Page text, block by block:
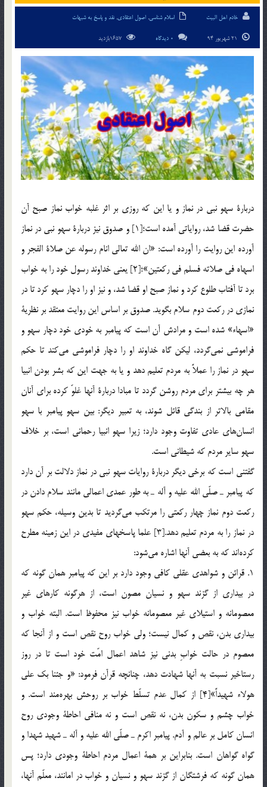
خادم اهل البیت اسلام شناسی, اصول اعتقادی, نقد و پاسخ به شبهات
0 دیدگاه
دربارة سهو نبي در نماز و يا اين كه روزي بر اثر غلبه خواب نماز صبح آن
حضرت قضا شد، رواياتي آمده است؛[1] و صدوق نيز دربارة سهو نبي در نماز
آورده اين روايت را آورده است: «ان الله تعالي انام رسوله عن صلاة الفجر و
اسهاه في صلاته فسلم في ركعتين»؛[2] يعني خداوند رسول خود را به خواب
برد تا آفتاب طلوع كرد و نماز صبح او قضا شد، و نيز او را دچار سهو كرد تا در
نمازي در ركعت دوم سلام بگويد. صدوق بر اساس اين روايت معتقد بر نظرية
«اسهاء» شده است و مرادش آن است كه پيامبر به خودي خود دچار سهو و
فراموشي نمي‌گردد، ليكن گاه خداوند او را دچار فراموشي مي‌كند تا حكم
سهو در نماز را عملاً به مردم تعليم دهد و يا به جهت اين كه بشر بودن انبيا
هر چه بيشتر براي مردم روشن گردد تا مبادا دربارة آنها غلوّ كرده براي آنان
مقامي بالاتر از بندگي قائل شوند، به تعبير ديگر: بين سهو پيامبر با سهو
انسان‌هاي عادي تفاوت وجود دارد؛ زيرا سهو انبيا رحماني است، بر خلاف
سهو ساير مردم كه شيطاني است.
گفتني است كه برخي ديگر دربارة روايات سهو نبي در نماز دلالت بر آن دارد
كه پيامبر ـ صلّي الله عليه و آله ـ به طور عمدي اعمالي مانند سلام دادن در
ركعت دوم نماز چهار ركعتي را مرتكب مي‌گرديد تا بدين وسيله، حكم سهو
در نماز را به مردم تعليم دهد.[3] علما پاسخهاي مفيدي در اين زمينه مطرح
كرده‌اند كه به بعضي آنها اشاره مي‌شود:
1. قرائن و شواهدي عقلي كافي وجود دارد بر اين كه پیامبر همان گونه كه
در بیداری از گزند سهو و نسيان مصون است، از هرگونه كارهاي غير
معصومانه و استيلاي غير معصومانه خواب نيز محفوظ است. البته خواب و
بيداري بدن، نقص و كمال نيست؛ ولي خواب روح نقص است و از آنجا كه
معصوم در حالت خوابِ بدني نيز شاهد اعمال امّت خود است تا در روز
رستاخير نسبت به آنها شهادت دهد، چنانچه قرآن فرمود: «و جئنا بك علي
هولاء شهيداً»[4] از كمال عدم تسلّط خواب بر روحش بهره‌مند است. و
خواب چشم و سكون بدن، نه نقص است و نه منافي احاطة وجودي روح
انسان كامل بر عالم و آدم. پيامبر اكرم ـ صلّي الله عليه و آله ـ شهيد شهدا و
گواه گواهان است. بنابراين بر همة اعمال مردم احاطة وجودي دارد؛ پس
همان گونه كه فرشتگان از گزند سهو و نسيان و خواب در امانند، معلّم آنها،